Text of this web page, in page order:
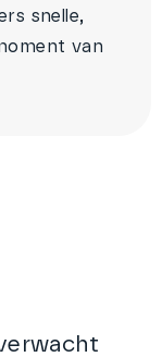
snelle,
van